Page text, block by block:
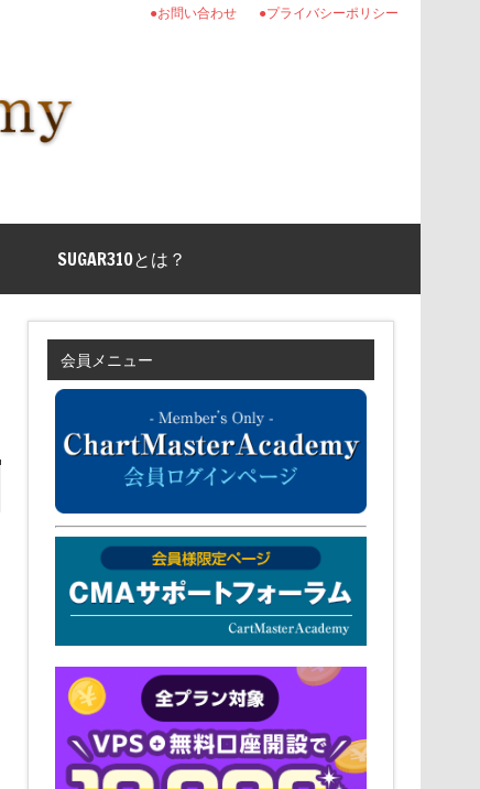
●プライバシーポリシー
●お問い合わせ
SUGAR310とは？
会員メニュー